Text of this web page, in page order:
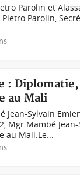
Parolin et
Parolin,
:
au Mali
Jean-Sylvain
Mgr Mambé
au Mali.Le...